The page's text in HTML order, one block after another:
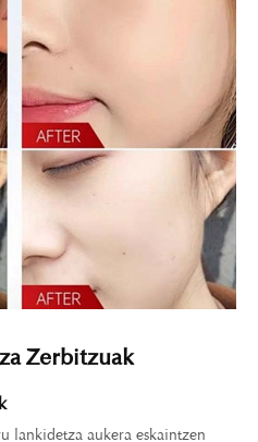
Zerbitzuak
lankidetza aukera eskaintzen